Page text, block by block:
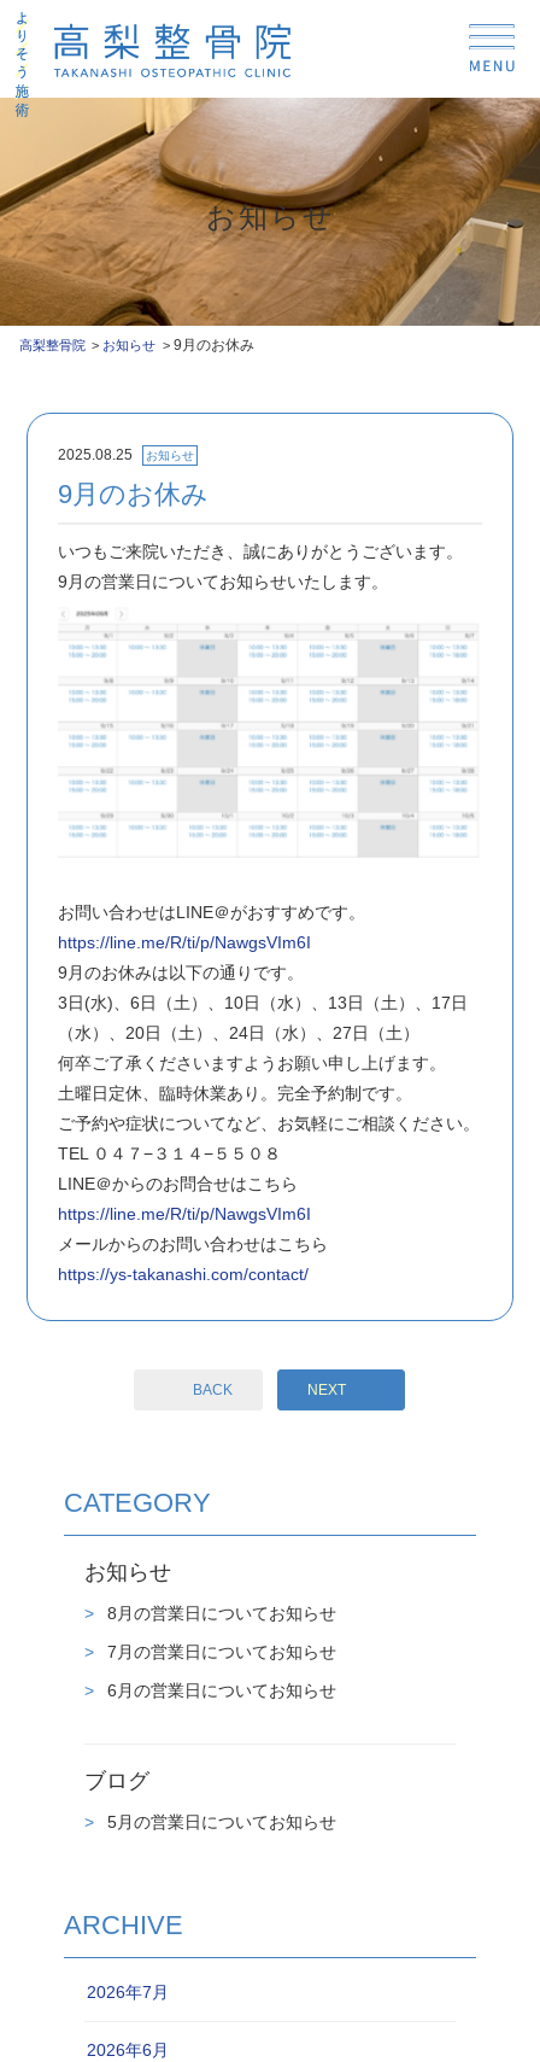
お知らせ
高梨整骨院 お知らせ 9月のお休み
2025.08.25 お知らせ
9月のお休み
いつもご来院いただき、誠にありがとうございます。
9月の営業日についてお知らせいたします。
お問い合わせはLINE＠がおすすめです。
https://line.me/R/ti/p/NawgsVIm6I
9月のお休みは以下の通りです。
3日(水)、6日（土）、10日（水）、13日（土）、17日
（水）、20日（土）、24日（水）、27日（土）
何卒ご了承くださいますようお願い申し上げます。
土曜日定休、臨時休業あり。完全予約制です。
ご予約や症状についてなど、お気軽にご相談ください。
TEL ０４７−３１４−５５０８
LINE＠からのお問合せはこちら
https://line.me/R/ti/p/NawgsVIm6I
メールからのお問い合わせはこちら
https://ys-takanashi.com/contact/
BACK NEXT
CATEGORY
お知らせ
8月の営業日についてお知らせ
7月の営業日についてお知らせ
6月の営業日についてお知らせ
ブログ
5月の営業日についてお知らせ
ARCHIVE
2026年7月
2026年6月